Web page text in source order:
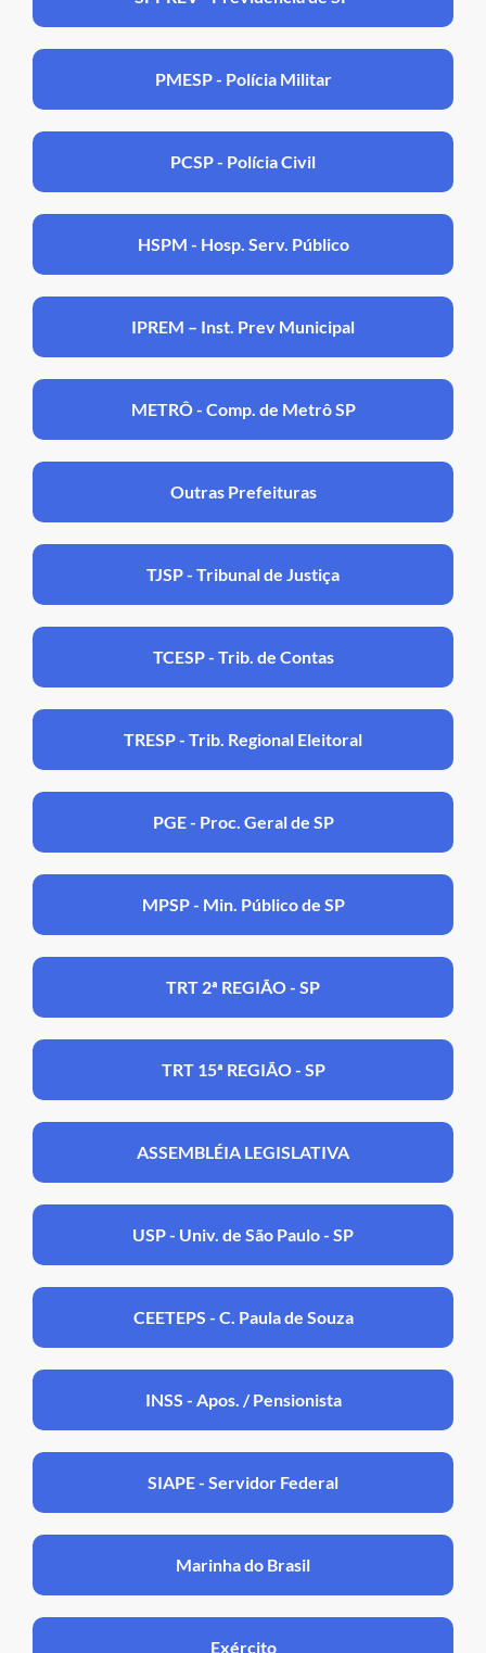
PMESP - Polícia Militar
PCSP - Polícia Civil
HSPM - Hosp. Serv. Público
IPREM – Inst. Prev Municipal
METRÔ - Comp. de Metrô SP
Outras Prefeituras
TJSP - Tribunal de Justiça
TCESP - Trib. de Contas
TRESP - Trib. Regional Eleitoral
PGE - Proc. Geral de SP
MPSP - Min. Público de SP
TRT 2ª REGIÃO - SP
TRT 15ª REGIÃO - SP
ASSEMBLÉIA LEGISLATIVA
USP - Univ. de São Paulo - SP
CEETEPS - C. Paula de Souza
INSS - Apos. / Pensionista
SIAPE - Servidor Federal
Marinha do Brasil
Exército